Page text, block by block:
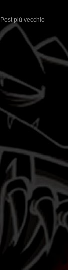
Post più vecchio